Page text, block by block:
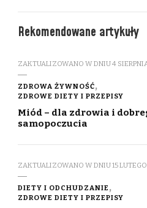
Rekomendowane artykuły
ZAKTUALIZOWANO W DNIU4
ZDROWA ŻYWNOŚĆ
ZDROWE DIETY I PRZEPISY
Miód – dla zdrowia i
samopoczucia
ZAKTUALIZOWANO W DNIU15
DIETY I ODCHUDZANIE
ZDROWE DIETY I PRZEPISY